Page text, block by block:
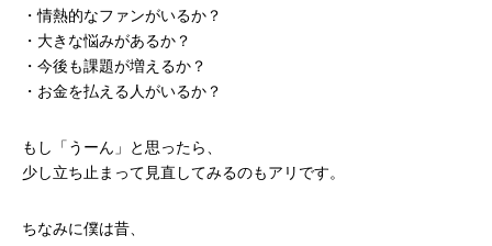
・情熱的なファンがいるか？
・大きな悩みがあるか？
・今後も課題が増えるか？
・お金を払える人がいるか？
もし「うーん」と思ったら、
少し立ち止まって見直してみるのもアリです。
ちなみに僕は昔、